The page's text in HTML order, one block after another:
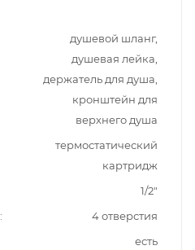
душевой шланг,
душевая лейка,
держатель для душа,
кронштейн для
верхнего душа
термостатический
картридж
1/2"
4 отверстия
есть